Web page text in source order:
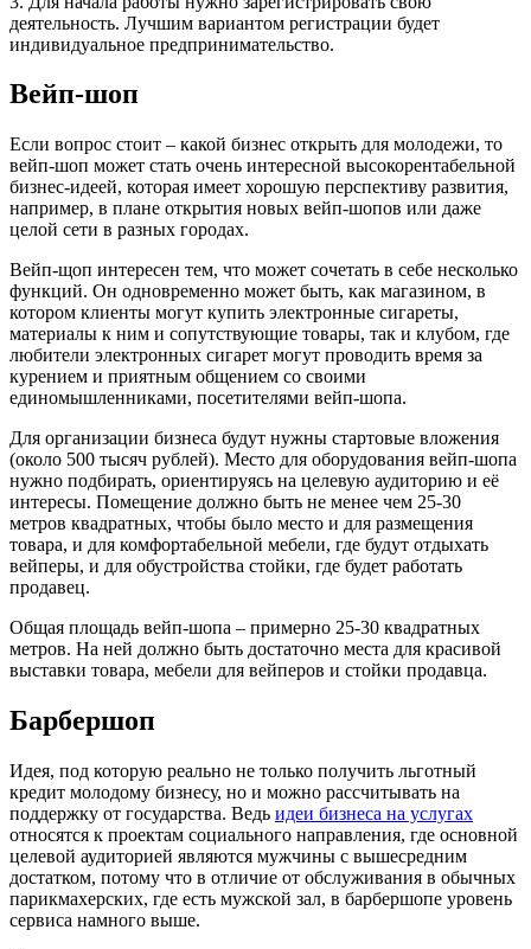
деятельность. Лучшим вариантом регистрации будет
индивидуальное предпринимательство.
Вейп-шоп
Если вопрос стоит – какой бизнес открыть для молодежи, то
вейп-шоп может стать очень интересной высокорентабельной
бизнес-идеей, которая имеет хорошую перспективу развития,
например, в плане открытия новых вейп-шопов или даже
целой сети в разных городах.
Вейп-щоп интересен тем, что может сочетать в себе несколько
функций. Он одновременно может быть, как магазином, в
котором клиенты могут купить электронные сигареты,
материалы к ним и сопутствующие товары, так и клубом, где
любители электронных сигарет могут проводить время за
курением и приятным общением со своими
единомышленниками, посетителями вейп-шопа.
Для организации бизнеса будут нужны стартовые вложения
(около 500 тысяч рублей). Место для оборудования вейп-шопа
нужно подбирать, ориентируясь на целевую аудиторию и её
интересы. Помещение должно быть не менее чем 25-30
метров квадратных, чтобы было место и для размещения
товара, и для комфортабельной мебели, где будут отдыхать
вейперы, и для обустройства стойки, где будет работать
продавец.
Общая площадь вейп-шопа – примерно 25-30 квадратных
метров. На ней должно быть достаточно места для красивой
выставки товара, мебели для вейперов и стойки продавца.
Барбершоп
Идея, под которую реально не только получить льготный
кредит молодому бизнесу, но и можно рассчитывать на
поддержку от государства. Ведь идеи бизнеса на услугах
относятся к проектам социального направления, где основной
целевой аудиторией являются мужчины с вышесредним
достатком, потому что в отличие от обслуживания в обычных
парикмахерских, где есть мужской зал, в барбершопе уровень
сервиса намного выше.